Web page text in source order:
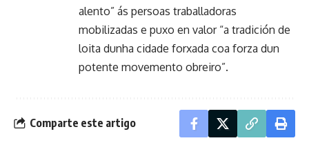
alento” ás persoas traballadoras
mobilizadas e puxo en valor “a tradición de
loita dunha cidade forxada coa forza dun
potente movemento obreiro”.
Comparte este artigo